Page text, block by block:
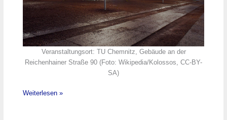
Veranstaltungsort: TU Chemnitz, Gebäude an der
Reichenhainer Straße 90 (Foto: Wikipedia/Kolossos, CC-BY-
SA)
Die
Weiterlesen »